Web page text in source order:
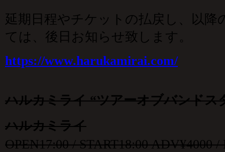
延期日程やチケットの払戻し、以降
ては、後日お知らせ致します。
https://www.harukamirai.com/
ハルカミライ “ツアーオブバンドス
ハルカミライ
OPEN17:00 / START18:00 ADV¥4000